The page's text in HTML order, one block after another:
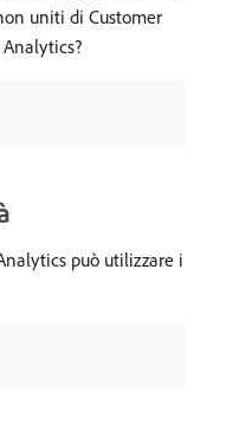
uniti di Customer
può utilizzare i